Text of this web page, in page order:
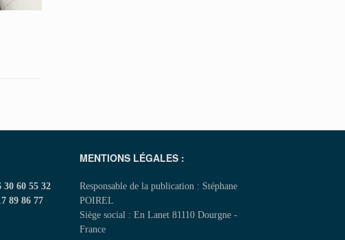
30 60 55 32
89 86 77
MENTIONS LÉGALES :
Responsable de la publication : Stéphane
POIREL
Siège social : En Lanet 81110 Dourgne -
France